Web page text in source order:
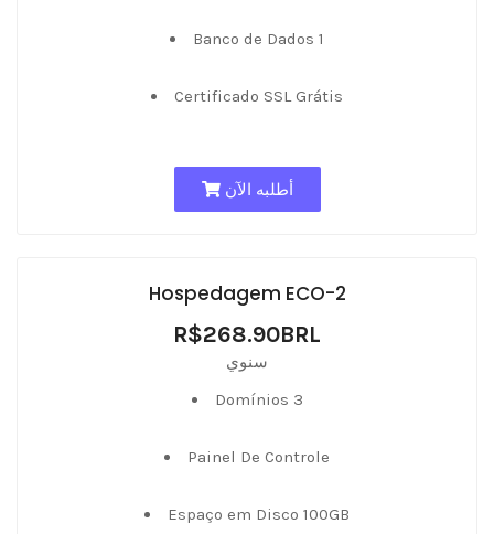
Banco de Dados 1
Certificado SSL Grátis
أطلبه الآن
Hospedagem ECO-2
R$268.90BRL
سنوي
Domínios 3
Painel De Controle
Espaço em Disco 100GB